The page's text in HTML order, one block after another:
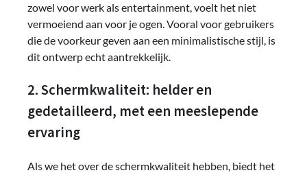
zowel voor werk als entertainment, voelt het niet
vermoeiend aan voor je ogen. Vooral voor gebruikers
die de voorkeur geven aan een minimalistische stijl, is
dit ontwerp echt aantrekkelijk.
2. Schermkwaliteit: helder en
gedetailleerd, met een meeslepende
ervaring
Als we het over de schermkwaliteit hebben, biedt het